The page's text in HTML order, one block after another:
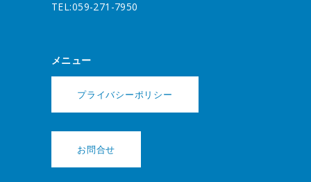
TEL:059-271-7950
メニュー
プライバシーポリシー
お問合せ